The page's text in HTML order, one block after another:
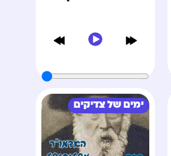
ימים של צדיקים